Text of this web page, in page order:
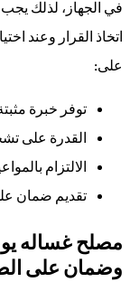
في الجهاز، لذلك يجب
اتخاذ القرار وعند
على:
توفر خبرة
القدرة على
الالتزام
تقديم ضمان
مصلح غساله
وضمان على